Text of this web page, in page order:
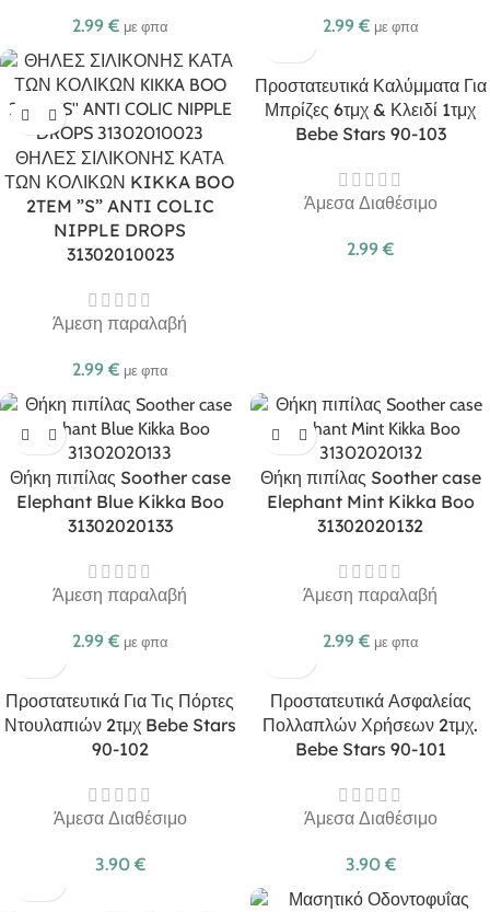
2.99 € με φπα 2.99 € με φπα
ΘΗΛΕΣ ΣΙΛΙΚΟΝΗΣ ΚΑΤΑ
ΤΩΝ ΚΟΛΙΚΩΝ KIKKA BOO
2TEM ”S” ANTI COLIC
NIPPLE DROPS
31302010023
Άμεση παραλαβή
2.99 € με φπα
Προστατευτικά Καλύμματα Για
Μπρίζες 6τμχ & Κλειδί 1τμχ
Bebe Stars 90-103
Άμεσα Διαθέσιμο
2.99 €
Θήκη πιπίλας Soother case
Elephant Blue Kikka Boo
31302020133
Άμεση παραλαβή
2.99 € με φπα
Θήκη πιπίλας Soother case
Elephant Mint Kikka Boo
31302020132
Άμεση παραλαβή
2.99 € με φπα
Προστατευτικά Για Τις Πόρτες
Ντουλαπιών 2τμχ Bebe Stars
90-102
Άμεσα Διαθέσιμο
3.90 €
Προστατευτικά Ασφαλείας
Πολλαπλών Χρήσεων 2τμχ.
Bebe Stars 90-101
Άμεσα Διαθέσιμο
3.90 €